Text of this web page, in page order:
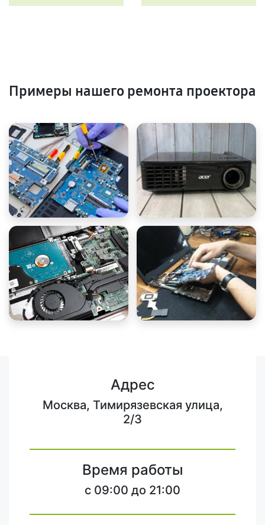
Примеры нашего ремонта проектора
Адрес
Москва, Тимирязевская улица,
2/3
Время работы
c 09:00 до 21:00